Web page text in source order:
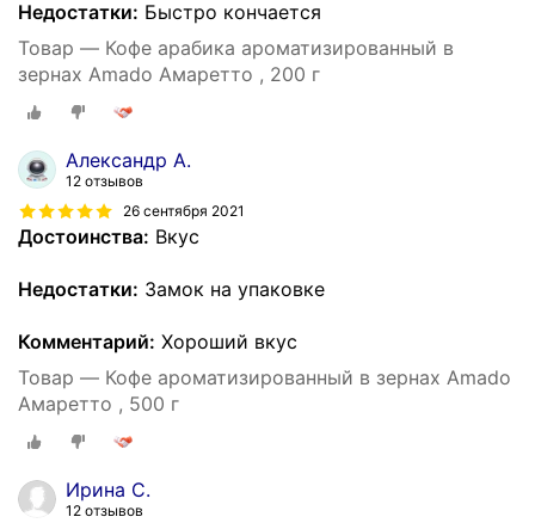
Недостатки: Быстро кончается
Товар — Кофе арабика ароматизированный в
зернах Amado Амаретто , 200 г
Александр А.
12 отзывов
26 сентября 2021
Достоинства: Вкус
Недостатки: Замок на упаковке
Комментарий: Хороший вкус
Товар — Кофе ароматизированный в зернах Amado
Амаретто , 500 г
Ирина С.
12 отзывов